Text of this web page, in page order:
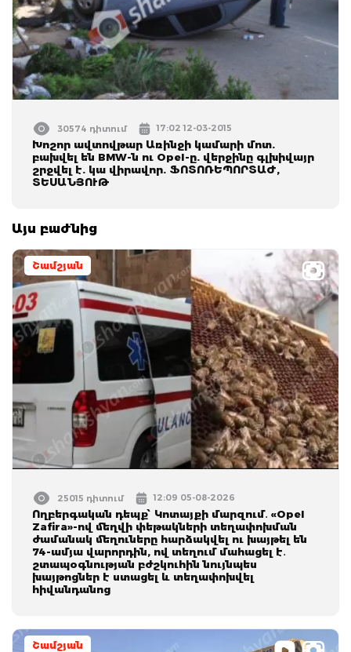
30574 դիտում 17:02 12-03-2015
Խոշոր ավտովթար Առինջի կամարի մոտ.
բախվել են BMW-ն ու Opel-ը. վերջինը գլխիվայր
շրջվել է. կա վիրավոր. ՖՈՏՈՌԵՊՈՐՏԱԺ,
ՏԵՍԱՆՅՈՒԹ
Այս բաժնից
Շամշյան
25015 դիտում 12:09 05-08-2026
Ողբերգական դեպք՝ Կոտայքի մարզում․ «Opel
Zafira»-ով մեղվի փեթակների տեղափոխման
ժամանակ մեղուները հարձակվել ու խայթել են
74-ամյա վարորդին, ով տեղում մահացել է․
շտապօգնության բժշկուհին նույնպես
խայթոցներ է ստացել և տեղափոխվել
հիվանդանոց
Շամշյան